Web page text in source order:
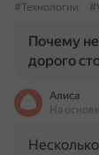
#Технологии
Почему
дорого
Алиса
На